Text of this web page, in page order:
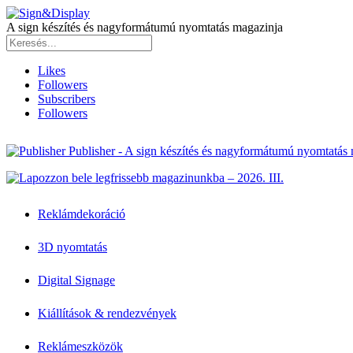
A sign készítés és nagyformátumú nyomtatás magazinja
Likes
Followers
Subscribers
Followers
Publisher - A sign készítés és nagyformátumú nyomtatás
Reklámdekoráció
3D nyomtatás
Digital Signage
Kiállítások & rendezvények
Reklámeszközök